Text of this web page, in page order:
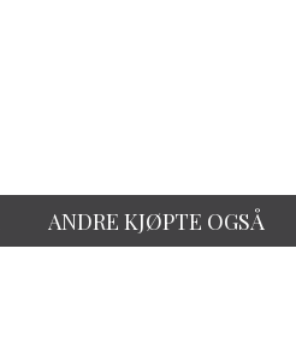
ANDRE KJØPTE OGSÅ